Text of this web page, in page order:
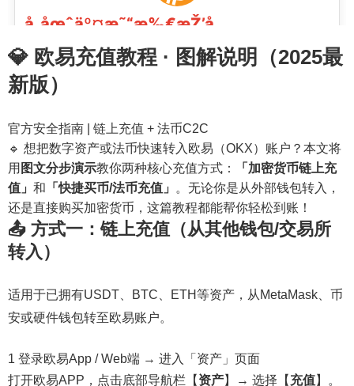
💎 欧易充值教程 · 图解说明（2025最
新版）
官方安全指南 | 链上充值 + 法币C2C
🔹 想把数字资产或法币快速转入欧易（OKX）账户？本文将
用 图文分步演示教你两种核心充值方式：
「加密货币链上充
值」 和 「快捷买币/法币充值」
。无论你是从外部钱包转入，
还是直接购买加密货币，这篇教程都能帮你轻松到账！
📤 方式一：链上充值（从其他钱包/交易所
转入）
适用于已拥有USDT、BTC、ETH等资产，从MetaMask、币
安或硬件钱包转至欧易账户。
1 登录欧易App / Web端 → 进入「资产」页面
打开欧易APP，点击底部导航栏【 资产】→ 选择【 充值】。